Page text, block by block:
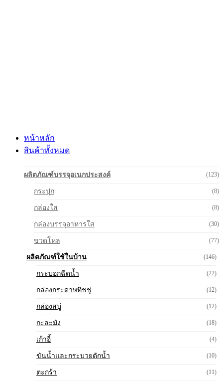
หน้าหลัก
สินค้าทั้งหมด
ผลิตภัณฑ์บรรจุอเนกประสงค์ (123)
กระปุก (8)
กล่องใส (8)
กล่องบรรจุอาหารใส (30)
ขวดโหล (77)
ผลิตภัณฑ์ใช้ในบ้าน (146)
กระบอกฉีดน้ำ (22)
กล่องกระดาษทิชชู่ (12)
กล่องสบู่ (12)
กะละมัง (18)
เก้าอี้ (4)
ขันน้ำและกระบวยตักน้ำ (10)
ตะกร้า (11)